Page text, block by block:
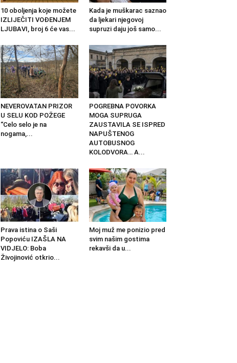
10 oboljenja koje možete
IZLIJEČITI VOĐENJEM
LJUBAVI, broj 6 će vas...
Kada je muškarac saznao
da ljekari njegovoj
supruzi daju još samo...
NEVEROVATAN PRIZOR
U SELU KOD POŽEGE
“Celo selo je na
nogama,...
POGREBNA POVORKA
MOGA SUPRUGA
ZAUSTAVILA SE ISPRED
NAPUŠTENOG
AUTOBUSNOG
KOLODVORA… A...
Prava istina o Saši
Popoviću IZAŠLA NA
VIDJELO: Boba
Živojinović otkrio...
Moj muž me ponizio pred
svim našim gostima
rekavši da u...